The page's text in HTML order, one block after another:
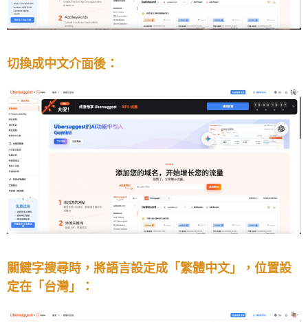
切換成中文介面後：
關鍵字搜尋時，將語言設定成「繁體中文」，位置設
定在「台灣」：